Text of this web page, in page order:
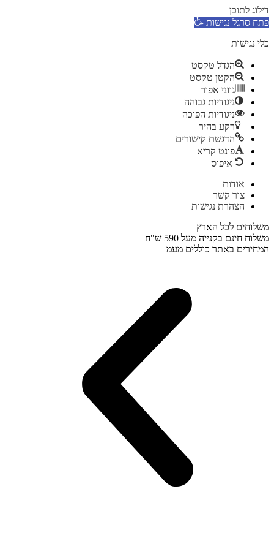
דילוג לתוכן
פתח סרגל נגישות
כלי נגישות
הגדל טקסט
הקטן טקסט
גווני אפור
ניגודיות גבוהה
ניגודיות הפוכה
רקע בהיר
הדגשת קישורים
פונט קריא
איפוס
לתוכן
אודות
צור קשר
הצהרת נגישות
משלוחים לכל הארץ
משלוח חינם בקנייה מעל 590 ש"ח
המחירים באתר כוללים מעמ